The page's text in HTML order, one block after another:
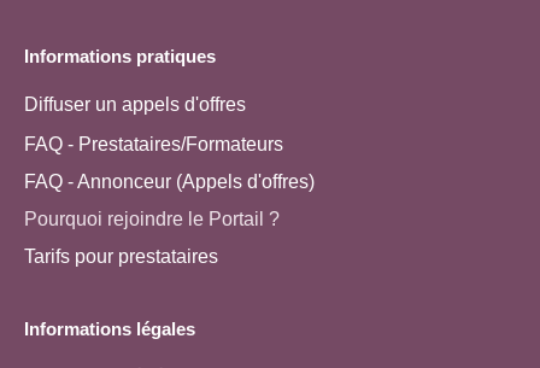
Informations pratiques
Diffuser un appels d'offres
FAQ - Prestataires/Formateurs
FAQ - Annonceur (Appels d'offres)
Pourquoi rejoindre le Portail ?
Tarifs pour prestataires
Informations légales